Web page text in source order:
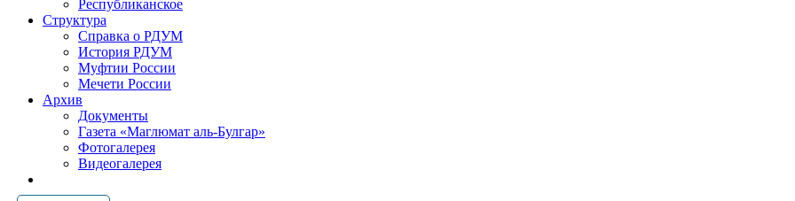
Республиканское
Структура
Справка о РДУМ
История РДУМ
Муфтии России
Мечети России
Архив
Документы
Газета «Маглюмат аль-Булгар»
Фотогалерея
Видеогалерея